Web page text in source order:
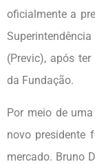
oficialmente a
(Previc), após
da Fundação.
Por meio de
novo presidente
mercado. Bruno